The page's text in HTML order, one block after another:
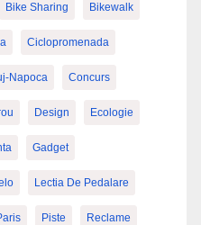
Bike Sharing Bikewalk
Ciclopromenada
Napoca Concurs
Design Ecologie
Gadget
Lectia De Pedalare
Piste Reclame